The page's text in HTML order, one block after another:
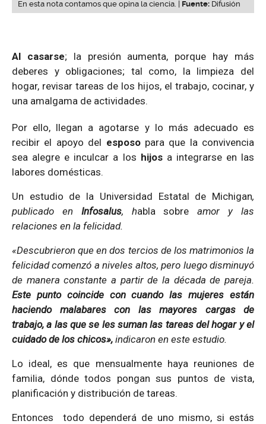
En esta nota contamos que opina la ciencia. | Fuente: Difusión
Al casarse; la presión aumenta, porque hay más
deberes y obligaciones; tal como, la limpieza del
hogar, revisar tareas de los hijos, el trabajo, cocinar, y
una amalgama de actividades.
Por ello, llegan a agotarse y lo más adecuado es
recibir el apoyo del esposopara que la convivencia
sea alegre e inculcar a los hijosa integrarse en las
labores domésticas.
Un estudio de la Universidad Estatal de Michigan,
publicado en Infosalus, habla sobre amor y las
relaciones en la felicidad.
«Descubrieron que en dos tercios de los matrimonios la
felicidad comenzó a niveles altos, pero luego disminuyó
de manera constante a partir de la década de pareja.
Este punto coincide con cuando las mujeres están
haciendo malabares con las mayores cargas de
trabajo, a las que se les suman las tareas del hogar y el
cuidado de los chicos», indicaron en este estudio.
Lo ideal, es que mensualmente haya reuniones de
familia, dónde todos pongan sus puntos de vista,
planificación y distribución de tareas.
Entonces todo dependerá de uno mismo, si estás